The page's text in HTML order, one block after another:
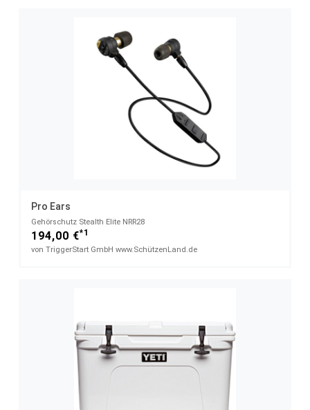
Pro Ears
Gehörschutz Stealth Elite NRR28
194,00 €*1
von TriggerStart GmbH www.SchützenLand.de